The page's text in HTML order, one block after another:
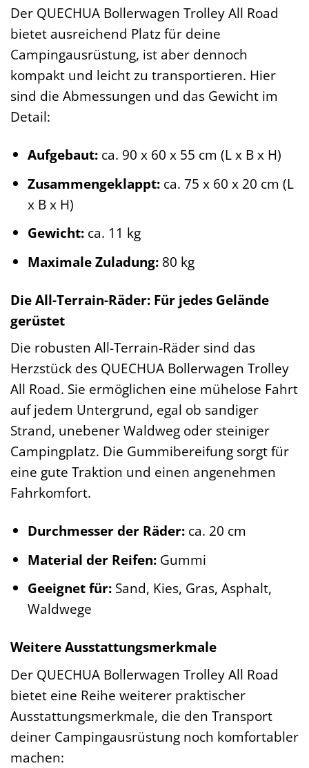
Der QUECHUA Bollerwagen Trolley All Road
bietet ausreichend Platz für deine
Campingausrüstung, ist aber dennoch
kompakt und leicht zu transportieren. Hier
sind die Abmessungen und das Gewicht im
Detail:
Aufgebaut:ca. 90 x 60 x 55 cm (L x B x H)
Zusammengeklappt:ca. 75 x 60 x 20 cm (L
x B x H)
Gewicht:ca. 11 kg
Maximale Zuladung:80 kg
Die All-Terrain-Räder: Für jedes Gelände
gerüstet
Die robusten All-Terrain-Räder sind das
Herzstück des QUECHUA Bollerwagen Trolley
All Road. Sie ermöglichen eine mühelose Fahrt
auf jedem Untergrund, egal ob sandiger
Strand, unebener Waldweg oder steiniger
Campingplatz. Die Gummibereifung sorgt für
eine gute Traktion und einen angenehmen
Fahrkomfort.
Durchmesser der Räder:ca. 20 cm
Material der Reifen:Gummi
Geeignet für:Sand, Kies, Gras, Asphalt,
Waldwege
Weitere Ausstattungsmerkmale
Der QUECHUA Bollerwagen Trolley All Road
bietet eine Reihe weiterer praktischer
Ausstattungsmerkmale, die den Transport
deiner Campingausrüstung noch komfortabler
machen: